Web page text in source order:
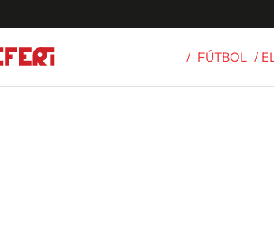
/ FÚTBOL /